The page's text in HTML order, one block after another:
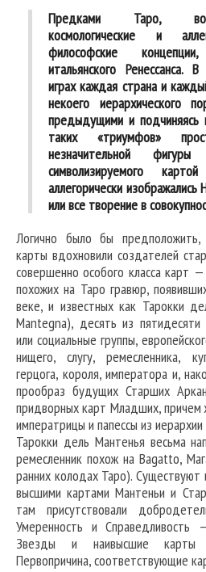
Предками Таро,
космологические и
философские
итальянского Ренессанса.
играх каждая страна и
некоего иерархического
предыдущими и подчиняясь
таких «триумфов»
незначительной
символизируемого
аллегорически
или все творение в
Логично было бы
карты вдохновили создателей
совершенно особого класса карт
похожих на Таро гравюр,
веке, и известных как Тарокки
Mantegna), десять из пятидесяти
или социальные группы,
нищего, слугу, ремесленника,
герцога, короля, императора и,
прообраз будущих Старших
придворных карт Младших, причем
императрицы и папессы из
Тарокки дель Мантенья весьма
ремесленник похож на Bagatto,
ранних колодах Таро).
высшими картами Мантеньи и
там присутствовали
Умеренность и
Звезды и наивысшие
Первопричина, соответствующие